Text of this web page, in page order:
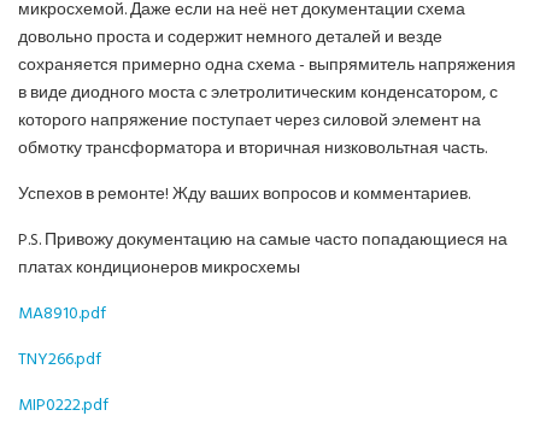
микросхемой. Даже если на неё нет документации схема
довольно проста и содержит немного деталей и везде
сохраняется примерно одна схема - выпрямитель напряжения
в виде диодного моста с элетролитическим конденсатором, с
которого напряжение поступает через силовой элемент на
обмотку трансформатора и вторичная низковольтная часть.
Успехов в ремонте! Жду ваших вопросов и комментариев.
P.S. Привожу документацию на самые часто попадающиеся на
платах кондиционеров микросхемы
MA8910.pdf
TNY266.pdf
MIP0222.pdf